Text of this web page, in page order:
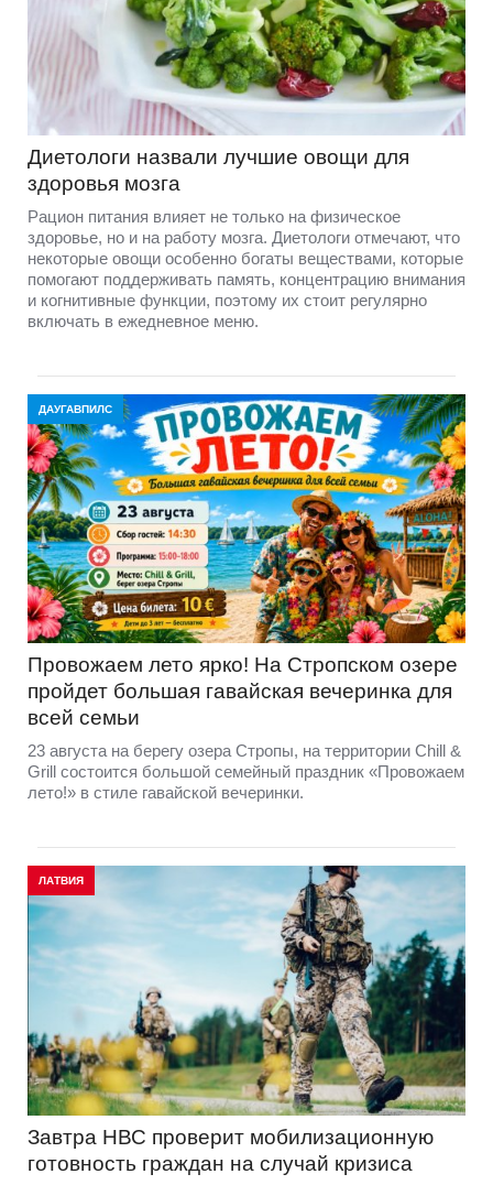
Диетологи назвали лучшие овощи для
здоровья мозга
Рацион питания влияет не только на физическое
здоровье, но и на работу мозга. Диетологи отмечают, что
некоторые овощи особенно богаты веществами, которые
помогают поддерживать память, концентрацию внимания
и когнитивные функции, поэтому их стоит регулярно
включать в ежедневное меню.
ДАУГАВПИЛС
Провожаем лето ярко! На Стропском озере
пройдет большая гавайская вечеринка для
всей семьи
23 августа на берегу озера Стропы, на территории Chill &
Grill состоится большой семейный праздник «Провожаем
лето!» в стиле гавайской вечеринки.
ЛАТВИЯ
Завтра НВС проверит мобилизационную
готовность граждан на случай кризиса